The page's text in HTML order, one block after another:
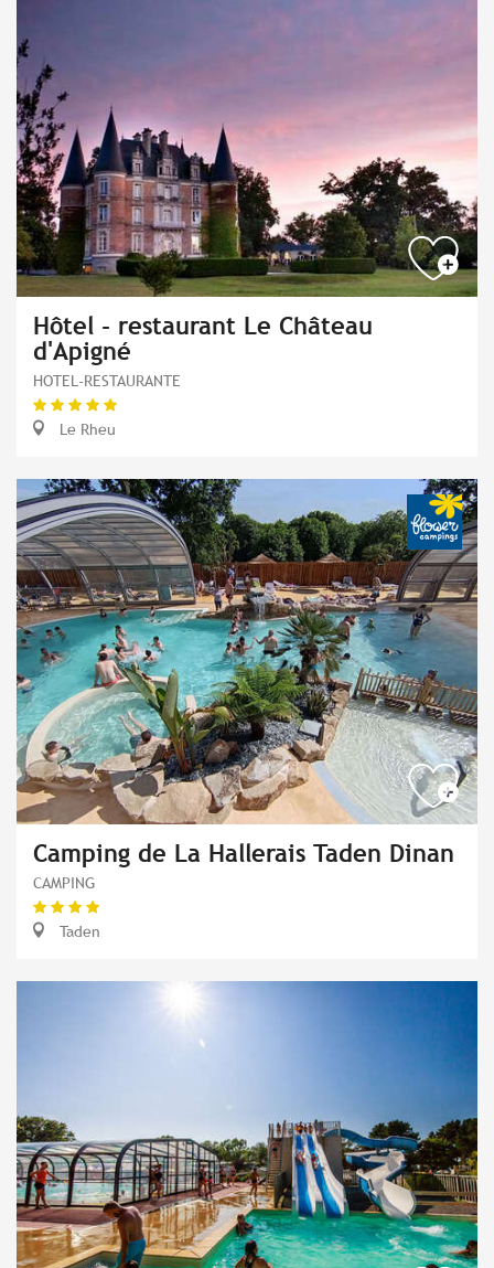
Hôtel - restaurant Le Château
d'Apigné
HOTEL-RESTAURANTE
Le Rheu
Camping de La Hallerais Taden Dinan
CAMPING
Taden